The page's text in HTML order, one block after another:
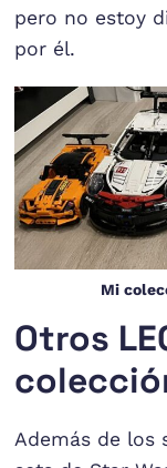
pero no estoy
por él.
Mi
Otros
Además de los